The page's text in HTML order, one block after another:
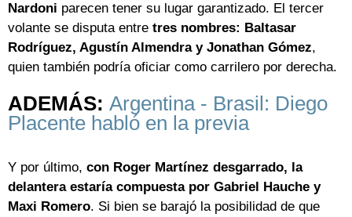
Nardoni parecen tener su lugar garantizado. El tercer
volante se disputa entre tres nombres: Baltasar
Rodríguez, Agustín Almendra y Jonathan Gómez,
quien también podría oficiar como carrilero por derecha.
ADEMÁS: Argentina - Brasil: Diego
Placente habló en la previa
Y por último, con Roger Martínez desgarrado, la
delantera estaría compuesta por Gabriel Hauche y
Maxi Romero. Si bien se barajó la posibilidad de que